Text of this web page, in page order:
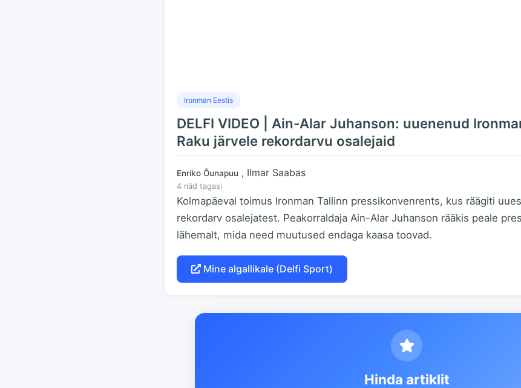
Ironman Eestis
DELFI VIDEO | Ain-Alar Juhanson: uuenenud
Raku järvele rekordarvu osalejaid
Enriko Õunapuu , Ilmar Saabas
4 näd tagasi
Kolmapäeval toimus Ironman Tallinn pressikonvenrents, kus räägiti
rekordarv osalejatest. Peakorraldaja Ain-Alar Juhanson rääkis peale
lähemalt, mida need muutused endaga kaasa toovad.
Mine algallikale (Delfi Sport)
Hinda artiklit